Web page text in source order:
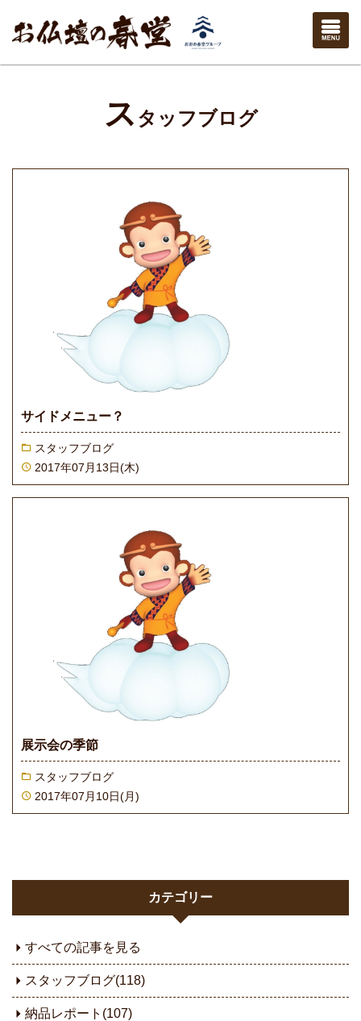
ス タッフブログ
サイドメニュー？
スタッフブログ
2017年07月13日(木)
展示会の季節
スタッフブログ
2017年07月10日(月)
カテゴリー
すべての記事を見る
スタッフブログ(118)
納品レポート(107)